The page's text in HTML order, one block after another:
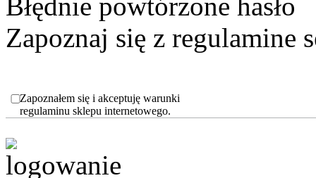
Zapoznaj się z regulamine
Zapoznałem się i akceptuję warunki
regulaminu sklepu internetowego.